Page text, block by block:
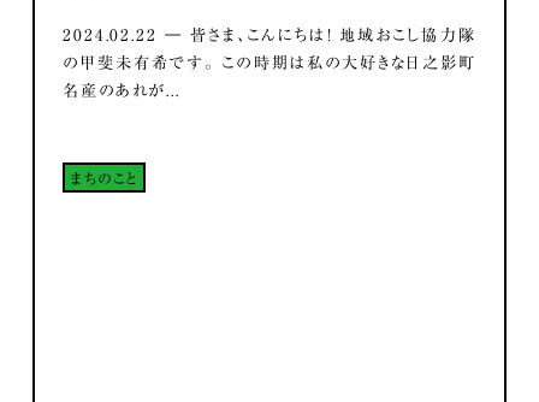
2024.02.22 ― 皆さま、こんにちは！ 地域おこし協力隊
の甲斐未有希です。 この時期は私の大好きな日之影町
名産のあれが...
まちのこと